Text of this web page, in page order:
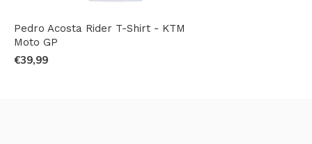
Pedro Acosta Rider T-Shirt - KTM
Moto GP
€39,99